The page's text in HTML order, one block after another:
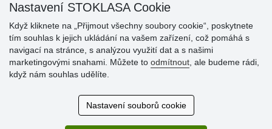
Hodnocení
zákazníků
Super obchod, kvalitní zboží za slušné ceny. Vřele
Nastavení STOKLASA Cookie
Když kliknete na „Přijmout všechny soubory cookie“, poskytnete
tím souhlas k jejich ukládání na vašem zařízení, což pomáhá s
navigací na stránce, s analýzou využití dat a s našimi
marketingovými snahami. Můžete to odmítnout , ale budeme rádi,
když nám souhlas udělíte.
Nastavení souborů cookie